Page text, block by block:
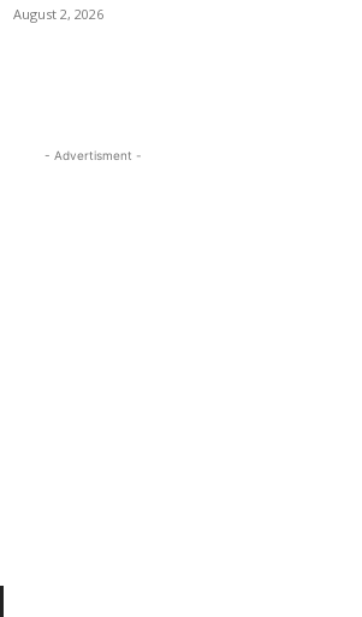
August 2, 2026
- Advertisment -